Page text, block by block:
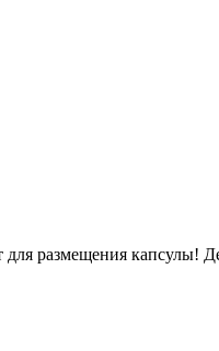
размещения